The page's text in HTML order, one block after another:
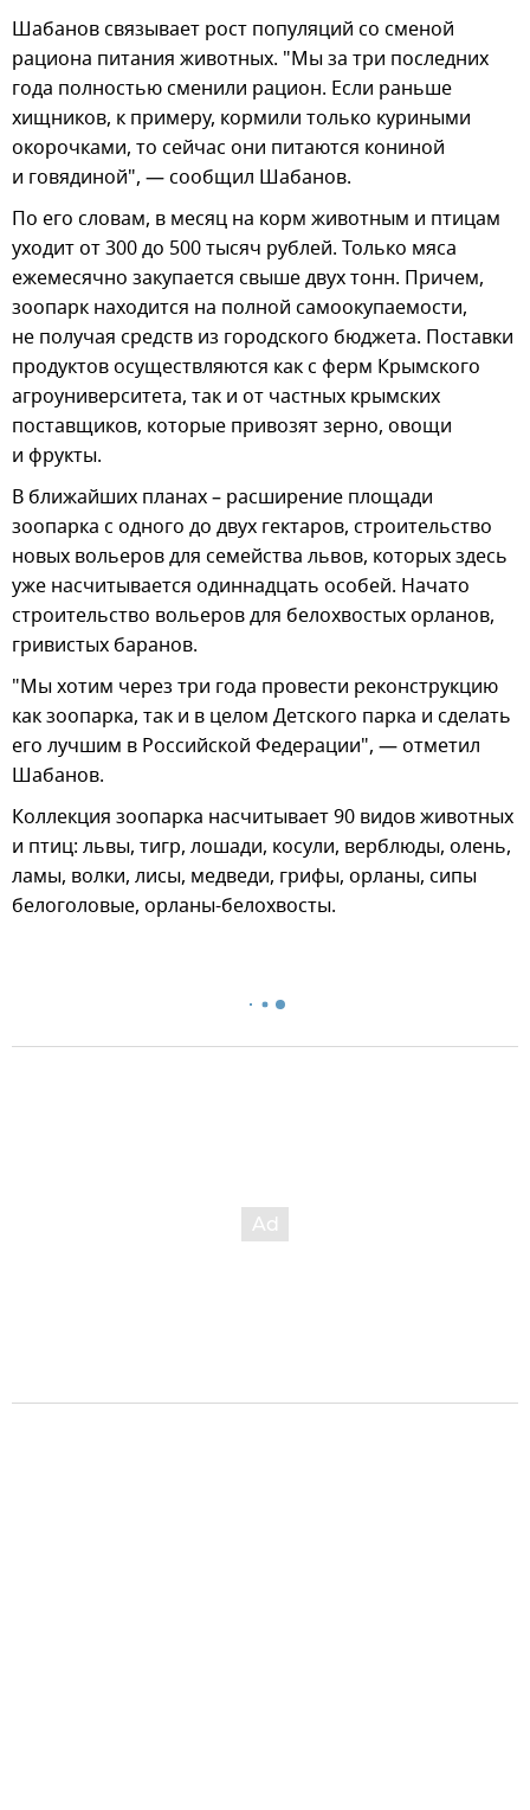
Шабанов связывает рост популяций со сменой
рациона питания животных. "Мы за три последних
года полностью сменили рацион. Если раньше
хищников, к примеру, кормили только куриными
окорочками, то сейчас они питаются кониной
и говядиной", — сообщил Шабанов.
По его словам, в месяц на корм животным и птицам
уходит от 300 до 500 тысяч рублей. Только мяса
ежемесячно закупается свыше двух тонн. Причем,
зоопарк находится на полной самоокупаемости,
не получая средств из городского бюджета. Поставки
продуктов осуществляются как с ферм Крымского
агроуниверситета, так и от частных крымских
поставщиков, которые привозят зерно, овощи
и фрукты.
В ближайших планах – расширение площади
зоопарка с одного до двух гектаров, строительство
новых вольеров для семейства львов, которых здесь
уже насчитывается одиннадцать особей. Начато
строительство вольеров для белохвостых орланов,
гривистых баранов.
"Мы хотим через три года провести реконструкцию
как зоопарка, так и в целом Детского парка и сделать
его лучшим в Российской Федерации", — отметил
Шабанов.
Коллекция зоопарка насчитывает 90 видов животных
и птиц: львы, тигр, лошади, косули, верблюды, олень,
ламы, волки, лисы, медведи, грифы, орланы, сипы
белоголовые, орланы-белохвосты.